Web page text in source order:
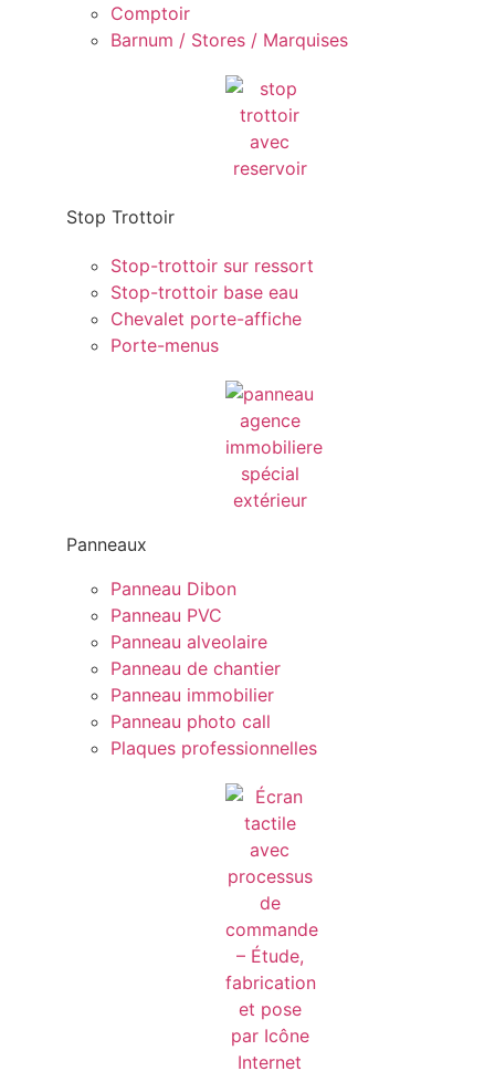
Comptoir
Barnum / Stores / Marquises
Stop Trottoir
Stop-trottoir sur ressort
Stop-trottoir base eau
Chevalet porte-affiche
Porte-menus
Panneaux
Panneau Dibon
Panneau PVC
Panneau alveolaire
Panneau de chantier
Panneau immobilier
Panneau photo call
Plaques professionnelles